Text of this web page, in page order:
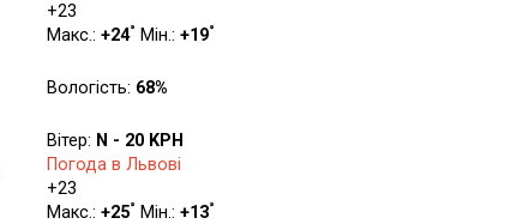
+23
Макс.: +24° Мін.: +19°
Вологість: 68%
Вітер: N - 20 KPH
Погода в Львові
+23
Макс.: +25° Мін.: +13°